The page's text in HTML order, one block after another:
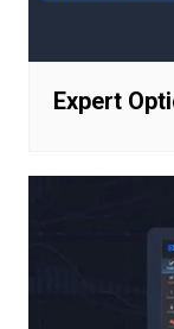
Expert